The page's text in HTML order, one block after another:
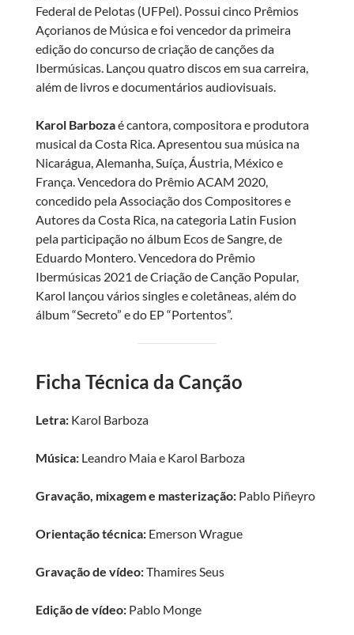
Federal de Pelotas (UFPel). Possui cinco Prêmios
Açorianos de Música e foi vencedor da primeira
edição do concurso de criação de canções da
Ibermúsicas. Lançou quatro discos em sua carreira,
além de livros e documentários audiovisuais.
Karol Barbozaé cantora, compositora e produtora
musical da Costa Rica. Apresentou sua música na
Nicarágua, Alemanha, Suíça, Áustria, México e
França. Vencedora do Prêmio ACAM 2020,
concedido pela Associação dos Compositores e
Autores da Costa Rica, na categoria Latin Fusion
pela participação no álbum Ecos de Sangre, de
Eduardo Montero. Vencedora do Prêmio
Ibermúsicas 2021 de Criação de Canção Popular,
Karol lançou vários singles e coletâneas, além do
álbum “Secreto” e do EP “Portentos”.
Ficha Técnica da Canção
Letra:Karol Barboza
Música:Leandro Maia e Karol Barboza
Gravação, mixagem e masterização:Pablo Piñeyro
Orientação técnica:Emerson Wrague
Gravação de vídeo:Thamires Seus
Edição de vídeo:Pablo Monge